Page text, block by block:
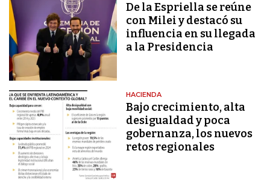
De la Espriella se reúne
con Milei y destacó su
influencia en su llegada
a la Presidencia
HACIENDA
Bajo crecimiento, alta
desigualdad y poca
gobernanza, los nuevos
retos regionales